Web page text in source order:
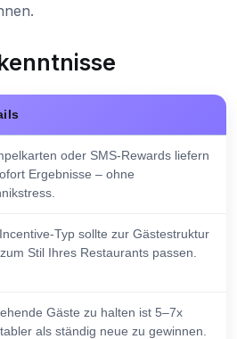
oder SMS-Rewards liefern
Ergebnisse – ohne
Typ sollte zur Gästestruktur
Stil Ihres Restaurants passen.
Gäste zu halten ist 5–7x
als ständig neue zu gewinnen.